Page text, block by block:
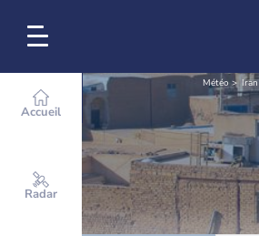
Accueil
Radar
Météo Iran